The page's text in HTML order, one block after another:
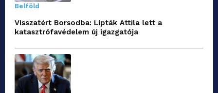
Belföld
Visszatért Borsodba: Lipták Attila lett a
katasztrófavédelem új igazgatója